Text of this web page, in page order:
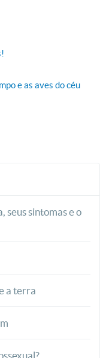
e as aves do céu
seus sintomas e o
a terra